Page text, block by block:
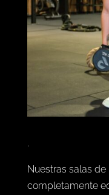
.
Nuestras salas
completamente